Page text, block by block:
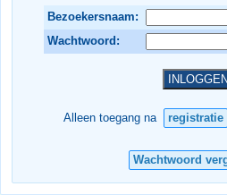
Bezoekersnaam:
Wachtwoord:
Alleen toegang na registratie
Wachtwoord